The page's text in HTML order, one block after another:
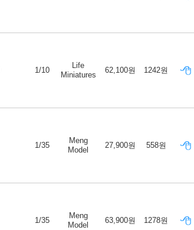
1/10
Life
Miniatures
62,100원 1242원
1/35
Meng
Model
27,900원 558원
1/35
Meng
Model
63,900원 1278원